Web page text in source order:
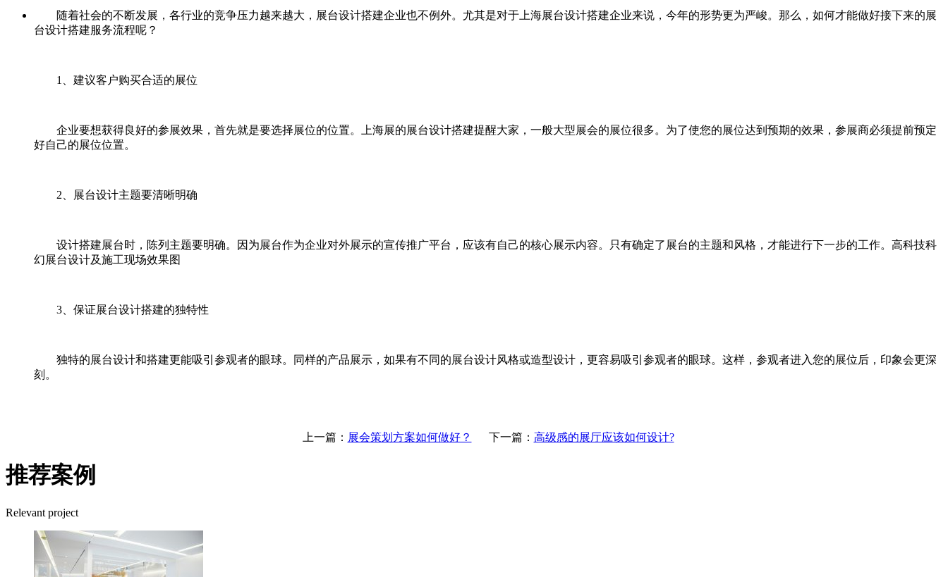
随着社会的不断发展，各行业的竞争压力越来越大，展台设计搭建企业也不例外。尤其是对于上海展台设计搭建企业来说，今年的形势更为严峻。那么，如何才能做好接下来的展
台设计搭建服务流程呢？
1、建议客户购买合适的展位
企业要想获得良好的参展效果，首先就是要选择展位的位置。上海展的展台设计搭建提醒大家，一般大型展会的展位很多。为了使您的展位达到预期的效果，参展商必须提前预定
好自己的展位位置。
2、展台设计主题要清晰明确
设计搭建展台时，陈列主题要明确。因为展台作为企业对外展示的宣传推广平台，应该有自己的核心展示内容。只有确定了展台的主题和风格，才能进行下一步的工作。高科技科
幻展台设计及施工现场效果图
3、保证展台设计搭建的独特性
独特的展台设计和搭建更能吸引参观者的眼球。同样的产品展示，如果有不同的展台设计风格或造型设计，更容易吸引参观者的眼球。这样，参观者进入您的展位后，印象会更深
刻。
上一篇： 展会策划方案如何做好？ 下一篇： 高级感的展厅应该如何设计?
推荐案例
Relevant project